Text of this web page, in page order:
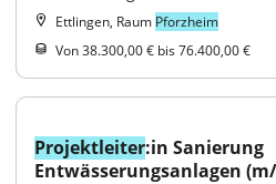
Ettlingen, Raum Pforzheim
Von 38.300,00 € bis 76.400,00 €
Projektleiter:in Sanierung
Entwässerungsanlagen